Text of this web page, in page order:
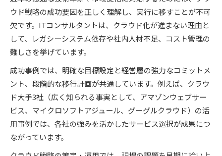
ウド戦略の成功要因を正しく理解し、実行に移すことが不可
欠です。ITコンサルタントは、クラウド化が進まない理由と
して、レガシーシステム依存や社内人材不足、コスト管理の
難しさを挙げています。
成功事例では、明確な目標設定と経営層の強力なコミットメ
ント、段階的な移行計画が共通しています。例えば、クラウ
ド大手3社（広く知られる事実として、アマゾンウェブサー
ビス、マイクロソフトアジュール、グーグルクラウド）の活
用事例では、各社の強みを活かしたサービス選択が成果につ
ながっています。